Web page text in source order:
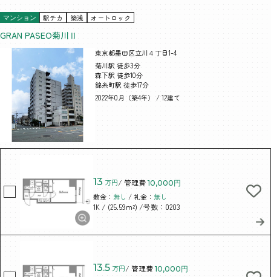
マンション 駅チカ 築浅 オートロック
GRAN PASEO菊川Ⅱ
東京都墨田区立川４丁目1-4
菊川駅 徒歩3分
森下駅 徒歩10分
錦糸町駅 徒歩17分
2022年0月（築4年） / 12建て
13 万円/ 管理費 10,000円
敷金： 無し / 礼金： 無し
1K / (25.59m²) /号数：0203
13.5 万円/ 管理費 10,000円